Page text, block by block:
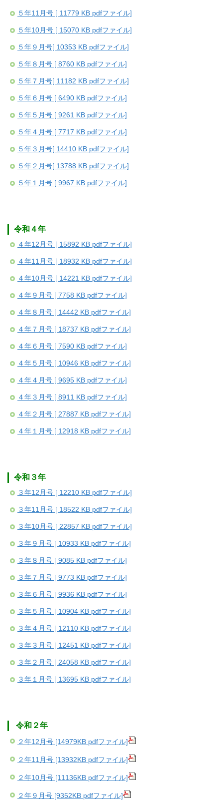
５年11月号 [ 11779 KB pdfファイル]
５年10月号 [ 15070 KB pdfファイル]
５年９月号[ 10353 KB pdfファイル]
５年８月号 [ 8760 KB pdfファイル]
５年７月号[ 11182 KB pdfファイル]
５年６月号 [ 6490 KB pdfファイル]
５年５月号 [ 9261 KB pdfファイル]
５年４月号 [ 7717 KB pdfファイル]
５年３月号[ 14410 KB pdfファイル]
５年２月号[ 13788 KB pdfファイル]
５年１月号 [ 9967 KB pdfファイル]
令和４年
４年12月号 [ 15892 KB pdfファイル]
４年11月号 [ 18932 KB pdfファイル]
４年10月号 [ 14221 KB pdfファイル]
４年９月号 [ 7758 KB pdfファイル]
４年８月号 [ 14442 KB pdfファイル]
４年７月号 [ 18737 KB pdfファイル]
４年６月号 [ 7590 KB pdfファイル]
４年５月号 [ 10946 KB pdfファイル]
４年４月号 [ 9695 KB pdfファイル]
４年３月号 [ 8911 KB pdfファイル]
４年２月号 [ 27887 KB pdfファイル]
４年１月号 [ 12918 KB pdfファイル]
令和３年
３年12月号 [ 12210 KB pdfファイル]
３年11月号 [ 18522 KB pdfファイル]
３年10月号 [ 22857 KB pdfファイル]
３年９月号 [ 10933 KB pdfファイル]
３年８月号 [ 9085 KB pdfファイル]
３年７月号 [ 9773 KB pdfファイル]
３年６月号 [ 9936 KB pdfファイル]
３年５月号 [ 10904 KB pdfファイル]
３年４月号 [ 12110 KB pdfファイル]
３年３月号 [ 12451 KB pdfファイル]
３年２月号 [ 24058 KB pdfファイル]
３年１月号 [ 13695 KB pdfファイル]
令和２年
２年12月号 [14979KB pdfファイル]
２年11月号 [13932KB pdfファイル]
２年10月号 [11136KB pdfファイル]
２年９月号 [9352KB pdfファイル]